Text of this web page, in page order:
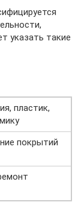
указать такие
пластик,
покрытий